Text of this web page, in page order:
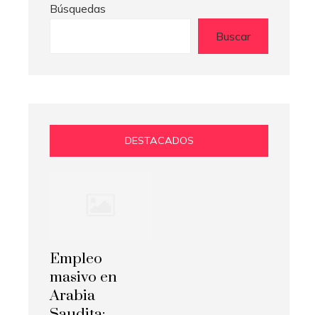
Búsquedas
Buscar
DESTACADOS
Empleo
masivo en
Arabia